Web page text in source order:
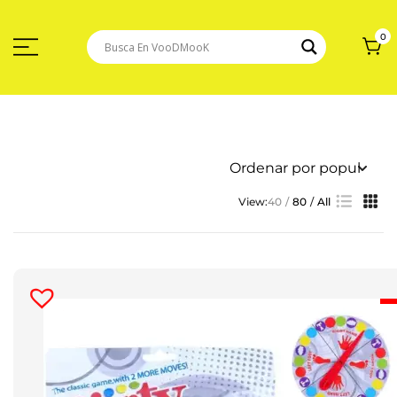
0
View:40 80 All